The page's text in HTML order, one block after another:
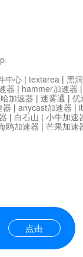
.
点击
中心 | textarea | 黑
器 | hammer加速器
加速器 | 迷雾通 | 优
器 | anycast加速器 |
| 白石山 | 小牛加速
鸥加速器 | 芒果加速